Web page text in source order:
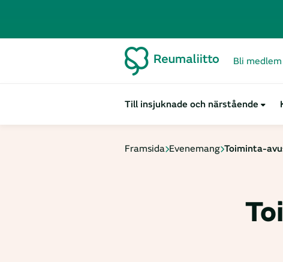
Bli medlem
Till insjuknade och närstående
Framsida Evenemang Toiminta-